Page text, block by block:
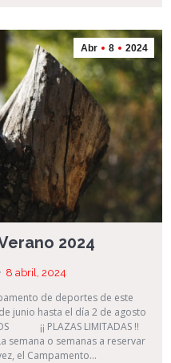
Abr 8 2024
2024
8 abril, 2024
de deportes de este
junio hasta el día 2 de agosto
¡¡ PLAZAS LIMITADAS !!
semana o semanas a reservar
el Campamento…